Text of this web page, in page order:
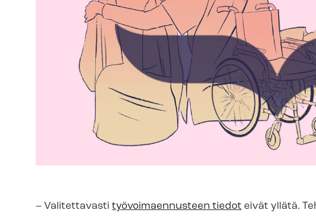
– Valitettavasti työvoimaennusteen tiedot eivät yllätä.